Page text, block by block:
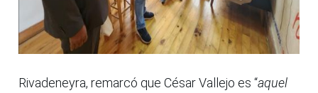
Rivadeneyra, remarcó que César Vallejo es “aquel